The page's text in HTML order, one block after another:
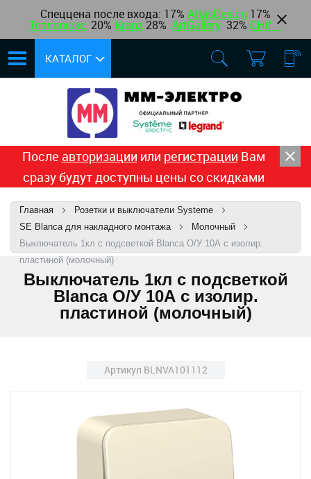
Спеццена после входа: 17% AtlasDesign 17%
Теплолюкс, 20% Kranz 28% ArtGallery 32% CHINT
КАТАЛОГ
После авторизации или регистрации Вам
сразу будут доступны цены со скидками
Главная
Розетки и выключатели Systeme
SE Blanca для накладного монтажа
Молочный
Выключатель 1кл с подсветкой Blanca О/У 10А с изолир.
пластиной (молочный)
Выключатель 1кл с подсветкой
Blanca О/У 10А с изолир.
пластиной (молочный)
Артикул BLNVA101112